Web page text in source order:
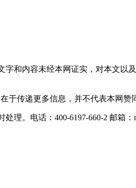
和内容未经本网证实，对本文以
于传递更多信息，并不代表本网赞
。电话：400-6197-660-2 邮箱：